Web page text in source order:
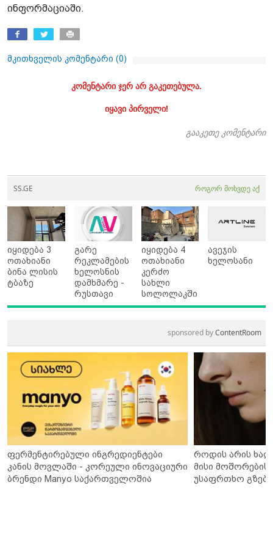
ინფორმაციაში.
მკითხველის კომენტარი (0)
კომენტარი ჯერ არ გაკეთებულა.
იყავი პირველი!
გააკეთე კომენტარი
SS.GE როგორ მოხვდე აქ
იყიდება 3
ოთახიანი
ბინა ლისის
ტბაზე
გარე
რეკლამების
ხელოსნის
დამხმარე -
რუსთავი
იყიდება 4
ოთახიანი
კერძო
სახლი
სოლოლაკში
ავეჯის
ხელოსანი
sponsored byContentRoom
ფერმენტირებული ინგრედიენტები
კანის მოვლაში - კორეული ინოვაციური
ბრენდი Manyo საქართველოშია
როდის არის
მისი მოშორების
უსაფრთხო გზები